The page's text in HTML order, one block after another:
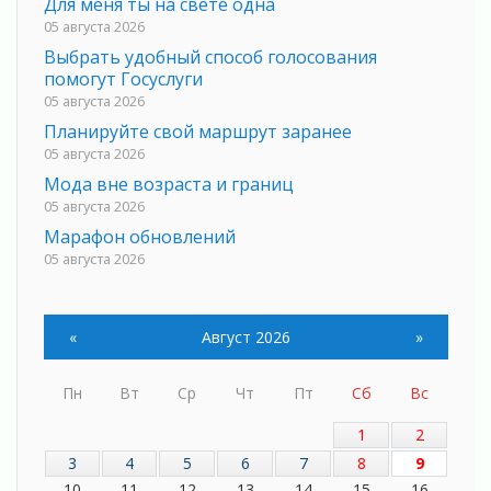
05 августа 2026
Выбрать удобный способ голосования
помогут Госуслуги
05 августа 2026
Планируйте свой маршрут заранее
05 августа 2026
Мода вне возраста и границ
05 августа 2026
Марафон обновлений
05 августа 2026
05 августа 2026
С заботой о здоровье
05 августа 2026
Лучшая из лучших
Пульс региона
05 августа 2026
« Август 2026 »
Пн Вт Ср Чт Пт Сб
Вс
1
2
3
4 5 6 7 8
9